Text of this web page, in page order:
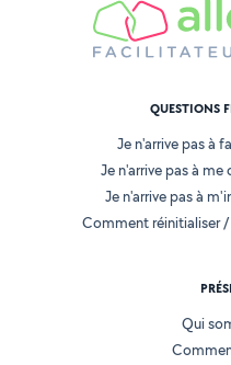
QUESTIONS
Je n'arrive pas à
Je n'arrive pas à
Je n'arrive pas à
Comment réinitialiser
Qui